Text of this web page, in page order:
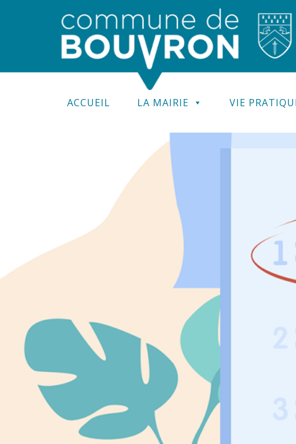
ACCUEIL LA MAIRIE VIE